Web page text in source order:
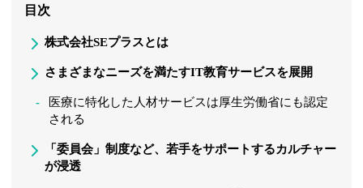
目次
株式会社SEプラスとは
さまざまなニーズを満たすIT教育サービスを展開
医療に特化した人材サービスは厚生労働省にも認定
される
「委員会」制度など、若手をサポートするカルチャー
が浸透